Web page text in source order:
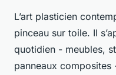
L’art plasticien
pinceau sur toile. Il
quotidien - meubles,
panneaux